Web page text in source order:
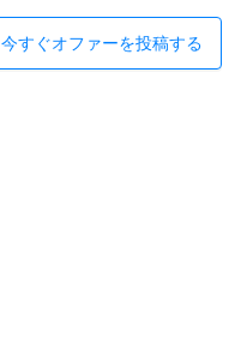
今すぐオファーを投稿する